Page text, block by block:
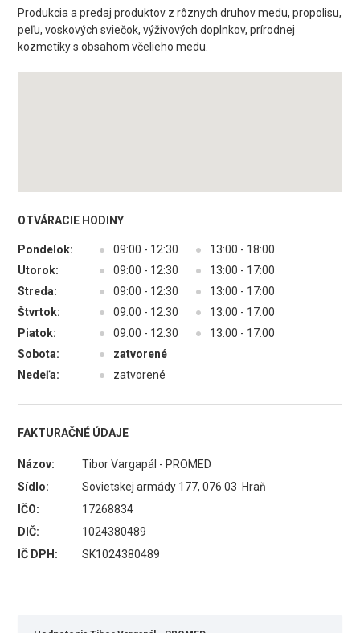
Produkcia a predaj produktov z rôznych druhov medu, propolisu,
peľu, voskových sviečok, výživových doplnkov, prírodnej
kozmetiky s obsahom včelieho medu.
OTVÁRACIE HODINY
Pondelok: ● 09:00 - 12:30 ●
13:00 - 18:00
Utorok:
● 09:00 - 12:30 ●
13:00 - 17:00
Streda:
● 09:00 - 12:30 ●
13:00 - 17:00
Štvrtok:
● 09:00 - 12:30 ●
13:00 - 17:00
Piatok:
● 09:00 - 12:30 ●
13:00 - 17:00
Sobota:
●
zatvorené
Nedeľa:
● zatvorené
FAKTURAČNÉ ÚDAJE
Názov:
Tibor Vargapál - PROMED
Sídlo:
Sovietskej armády 177, 076 03 Hraň
IČO:
17268834
DIČ:
1024380489
IČ DPH:
SK1024380489